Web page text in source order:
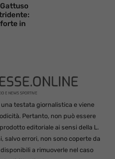
in
testata giornalistica e viene
Pertanto, non può essere
editoriale ai sensi della L.
salvo errori, non sono coperte da
a rimuoverle nel caso